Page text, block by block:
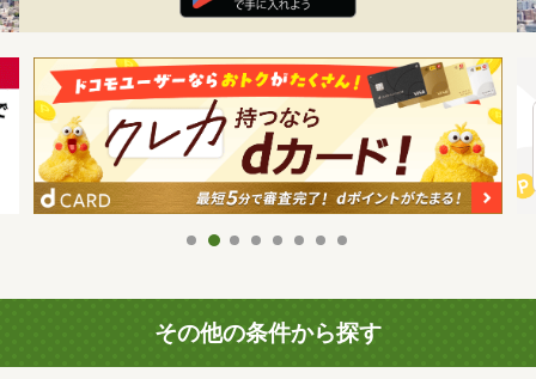
その他の条件から探す